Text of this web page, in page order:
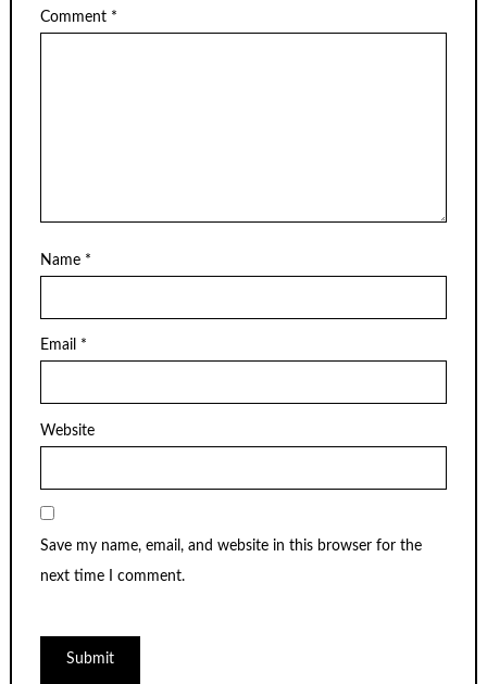
Comment *
Name *
Email *
Website
Save my name, email, and website in this browser for the
next time I comment.